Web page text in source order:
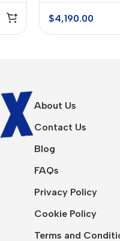
$4,190.00
About Us
Contact Us
Blog
FAQs
Privacy Policy
Cookie Policy
Terms and